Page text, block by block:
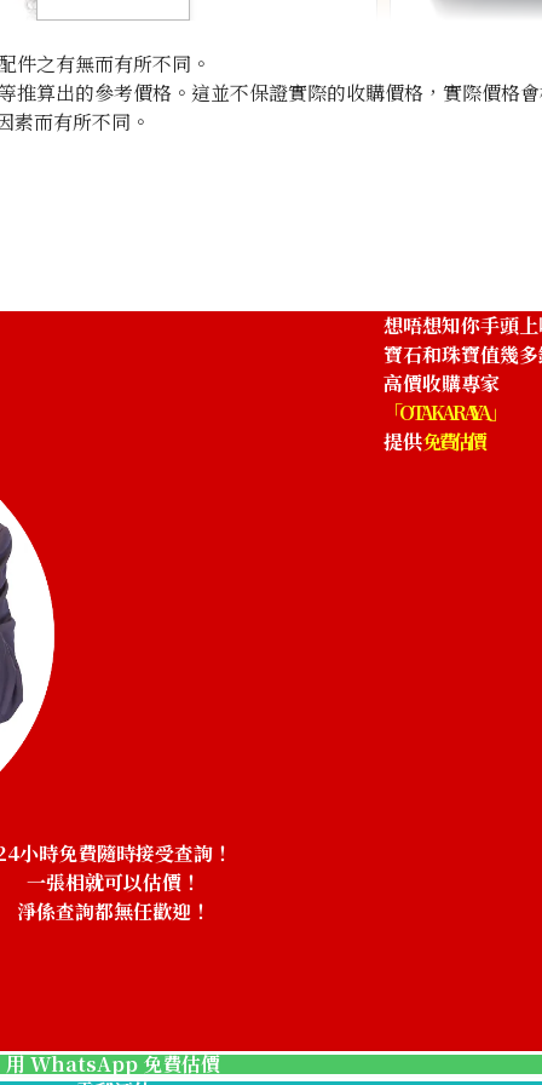
HKD 7,940.93
件之有無而有所不同。
算出的參考價格。這並不保證實際的收購價格，實際價格
素而有所不同。
想唔想知你手頭
寶石和珠寶值幾
高價收購專家
「OTAKARAYA」
提供免費估價
小時免費隨時接受查詢！
一張相就可以估價！
淨係查詢都無任歡迎！
用 WhatsApp 免費估價